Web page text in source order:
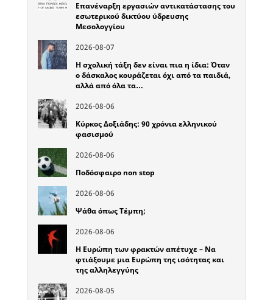
Επανέναρξη εργασιών αντικατάστασης του
εσωτερικού δικτύου ύδρευσης
Μεσολογγίου
2026-08-07
Η σχολική τάξη δεν είναι πια η ίδια: Όταν
ο δάσκαλος κουράζεται όχι από τα παιδιά,
αλλά από όλα τα…
2026-08-06
Κύρκος Δοξιάδης: 90 χρόνια ελληνικού
φασισμού
2026-08-06
Ποδόσφαιρο non stop
2026-08-06
Ψάθα όπως Τέμπη;
2026-08-06
Η Ευρώπη των φρακτών απέτυχε – Να
φτιάξουμε μια Ευρώπη της ισότητας και
της αλληλεγγύης
2026-08-05